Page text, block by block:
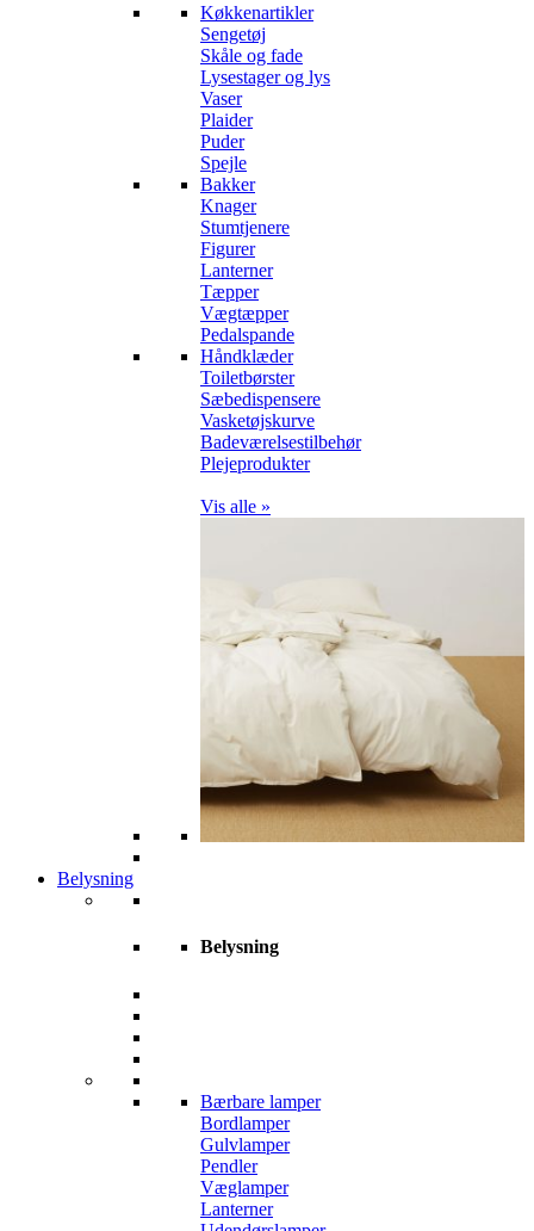
Køkkenartikler
Sengetøj
Skåle og fade
Lysestager og lys
Vaser
Plaider
Puder
Spejle
Bakker
Knager
Stumtjenere
Figurer
Lanterner
Tæpper
Vægtæpper
Pedalspande
Håndklæder
Toiletbørster
Sæbedispensere
Vasketøjskurve
Badeværelsestilbehør
Plejeprodukter
Vis alle »
Belysning
Belysning
Bærbare lamper
Bordlamper
Gulvlamper
Pendler
Væglamper
Lanterner